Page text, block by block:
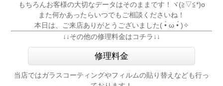
もちろんお客様の大切なデータはそのままです！ヾ(≧▽≦*)o
また何かあったらいつでもご相談くださいね！
本日は、ご来店ありがとうございました( •̀ ω •́ )✧
↓↓その他の修理料金はコチラ↓↓
修理料金
当店ではガラスコーティングやフィルムの貼り替えなども行っ